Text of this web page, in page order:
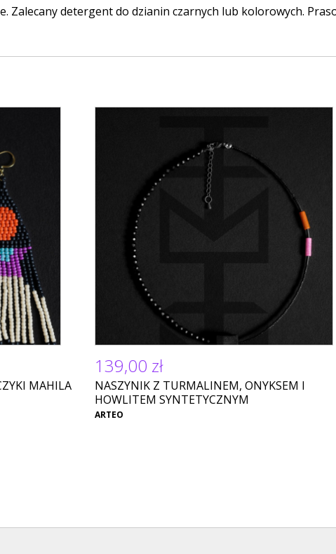
Zalecany detergent do dzianin czarnych lub kolorowych.
MAHILA
139,00 zł
NASZYNIK Z TURMALINEM, ONYKSEM I
HOWLITEM SYNTETYCZNYM
ARTEO